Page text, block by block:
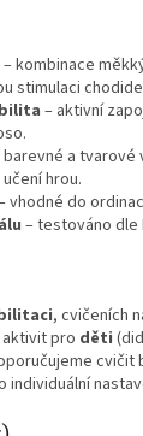
– kombinace
stimulaci
– aktivní
a tvarové
hrou.
vhodné do
– testováno dle
, cvičeních
pro děti